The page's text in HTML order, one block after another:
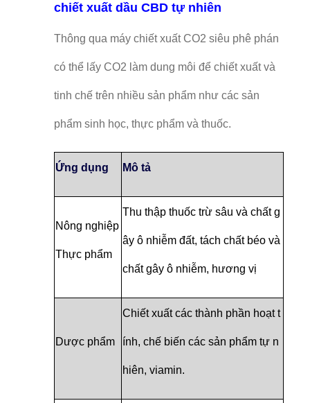
chiết xuất dầu CBD tự nhiên
Thông qua máy chiết xuất CO2 siêu phê phán
có thể lấy CO2 làm dung môi để chiết xuất và
tinh chế trên nhiều sản phẩm như các sản
phẩm sinh học, thực phẩm và thuốc.
Ứng dụng Mô tả
Nông nghiệp
Thực phẩm
Thu thập thuốc trừ sâu và chất g
ây ô nhiễm đất, tách chất béo và
chất gây ô nhiễm, hương vị
Dược phẩm
Chiết xuất các thành phần hoạt t
ính, chế biến các sản phẩm tự n
hiên, viamin.